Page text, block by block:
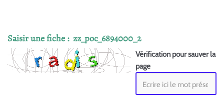
Saisir une fiche : zz_poc_6894000_2
Vérification pour sauver la
page